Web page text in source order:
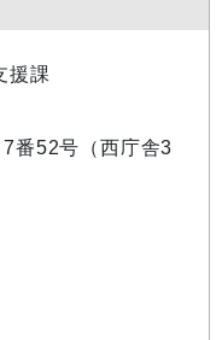
援課
番52号（西庁舎3